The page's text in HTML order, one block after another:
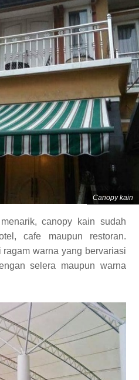
Canopy kain
canopy kain sudah
cafe maupun restoran.
warna yang bervariasi
selera maupun warna